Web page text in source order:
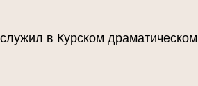
в Курском драматическом